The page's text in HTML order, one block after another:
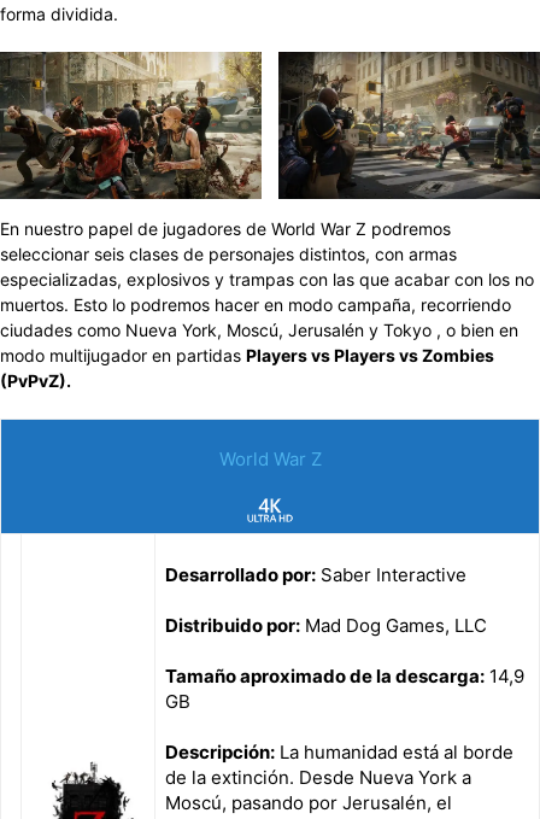
forma dividida.
En nuestro papel de jugadores de World War Z podremos
seleccionar seis clases de personajes distintos, con armas
especializadas, explosivos y trampas con las que acabar con los no
muertos. Esto lo podremos hacer en modo campaña, recorriendo
ciudades como Nueva York, Moscú, Jerusalén y Tokyo , o bien en
modo multijugador en partidas Players vs Players vs Zombies
(PvPvZ).
World War Z
Desarrollado por: Saber Interactive
Distribuido por: Mad Dog Games, LLC
Tamaño aproximado de la descarga: 14,9
GB
Descripción: La humanidad está al borde
de la extinción. Desde Nueva York a
Moscú, pasando por Jerusalén, el